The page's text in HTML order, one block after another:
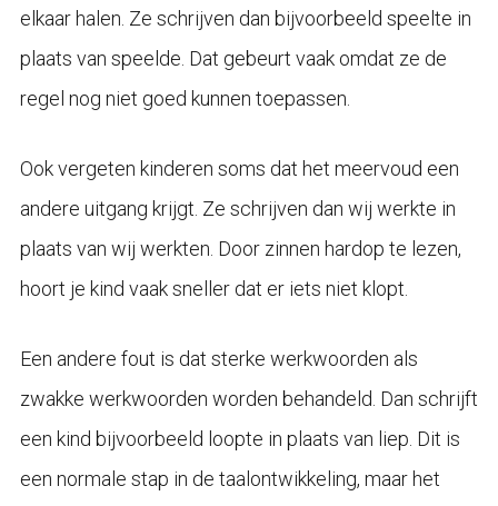
elkaar halen. Ze schrijven dan bijvoorbeeld speelte in
plaats van speelde. Dat gebeurt vaak omdat ze de
regel nog niet goed kunnen toepassen.
Ook vergeten kinderen soms dat het meervoud een
andere uitgang krijgt. Ze schrijven dan wij werkte in
plaats van wij werkten. Door zinnen hardop te lezen,
hoort je kind vaak sneller dat er iets niet klopt.
Een andere fout is dat sterke werkwoorden als
zwakke werkwoorden worden behandeld. Dan schrijft
een kind bijvoorbeeld loopte in plaats van liep. Dit is
een normale stap in de taalontwikkeling, maar het